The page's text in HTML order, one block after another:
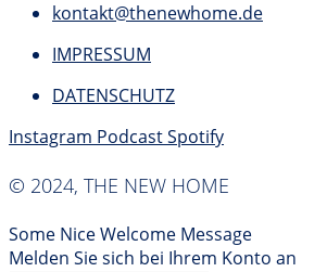
kontakt@thenewhome.de
IMPRESSUM
DATENSCHUTZ
Instagram PodcastSpotify
© 2024, THE NEW HOME
Some Nice Welcome Message
Melden Sie sich bei Ihrem Konto an